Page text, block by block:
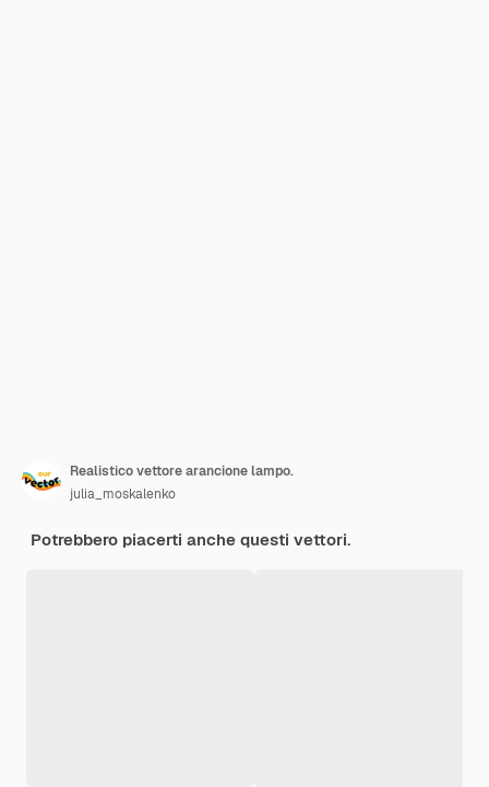
Realistico vettore arancione lampo.
julia_moskalenko
Potrebbero piacerti anche questi vettori.